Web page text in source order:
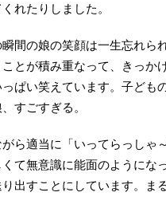
れたりしました。
間の娘の笑顔は一生忘れら
とが積み重なって、きっか
ぱい笑えています。子ども
すごすぎる。
ら適当に「いってらっしゃ
て無意識に能面のようにな
出すことにしています。ま